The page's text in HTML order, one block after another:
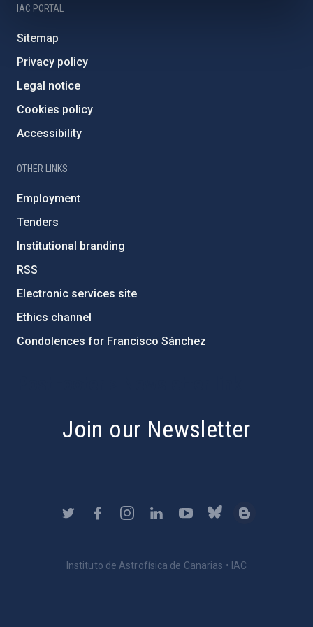
IAC PORTAL
Sitemap
Privacy policy
Legal notice
Cookies policy
Accessibility
OTHER LINKS
Employment
Tenders
Institutional branding
RSS
Electronic services site
Ethics channel
Condolences for Francisco Sánchez
Join our Newsletter
Instituto de Astrofísica de Canarias • IAC